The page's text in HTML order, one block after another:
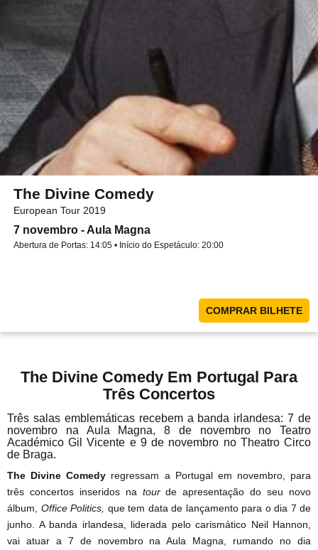
The Divine Comedy
European Tour 2019
7 novembro - Aula Magna
Abertura de Portas: 14:05 • Início do Espetáculo: 20:00
COMPRAR BILHETE
The Divine Comedy Em Portugal Para
Três Concertos
Três salas emblemáticas recebem a banda irlandesa: 7 de
novembro na Aula Magna, 8 de novembro no Teatro
Académico Gil Vicente e 9 de novembro no Theatro Circo
de Braga.
The Divine Comedy regressam a Portugal em novembro, para
três concertos inseridos na tourde apresentação do seu novo
álbum, Office Politics, que tem data de lançamento para o dia 7 de
junho. A banda irlandesa, liderada pelo carismático Neil Hannon,
vai atuar a 7 de novembro na Aula Magna, rumando no dia